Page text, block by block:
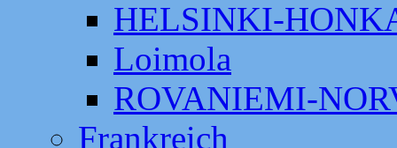
HELSINKI-
Loimola
ROVANIEMI-
Frankreich